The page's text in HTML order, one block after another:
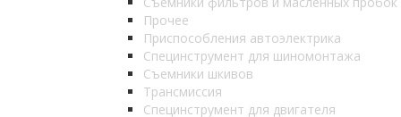
Прочее
Приспособления автоэлектрика
Специнструмент для шиномонтажа
Съемники шкивов
Трансмиссия
Специнструмент для двигателя